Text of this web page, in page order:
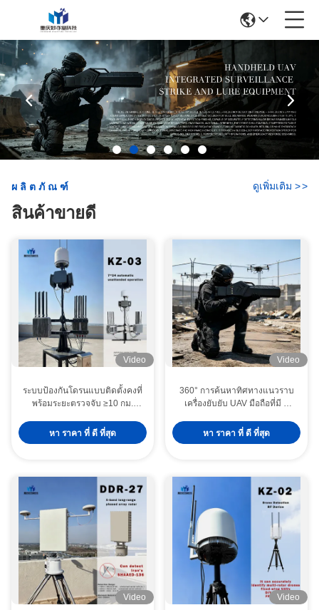
ผลิตภัณฑ์
สินค้าขายดี
ดูเพิ่มเติม >>
Video
ระบบป้องกันโดรนแบบติดตั้งคงที่
พร้อมระยะตรวจจับ ≥10 กม.
โครงสร้างระดับทหาร
หา ราคา ที่ ดี ที่สุด
Video
360° การค้นหาทิศทางแนวราบ
เครื่องยับยับ UAV มือถือที่มี 8
ระยะตรวจจับ 2 กม.
หา ราคา ที่ ดี ที่สุด
Video Video